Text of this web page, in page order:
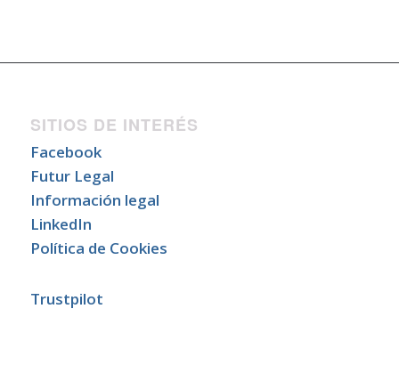
SITIOS DE INTERÉS
Facebook
Futur Legal
Información legal
LinkedIn
Política de Cookies
Trustpilot